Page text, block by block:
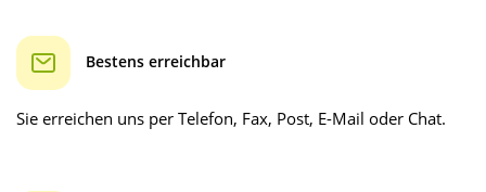
Bestens erreichbar
Sie erreichen uns per Telefon, Fax, Post, E-Mail oder Chat.